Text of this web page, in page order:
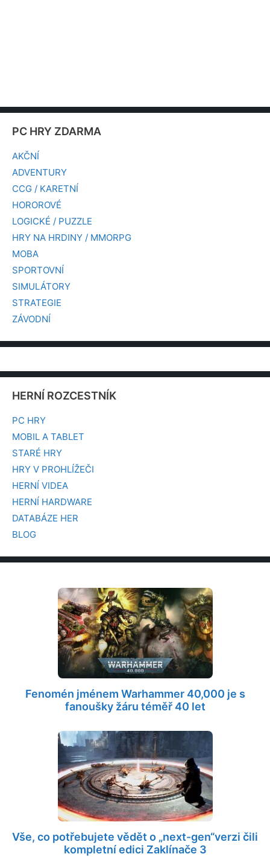
PC HRY ZDARMA
AKČNÍ
ADVENTURY
CCG / KARETNÍ
HOROROVÉ
LOGICKÉ / PUZZLE
HRY NA HRDINY / MMORPG
MOBA
SPORTOVNÍ
SIMULÁTORY
STRATEGIE
ZÁVODNÍ
HERNÍ ROZCESTNÍK
PC HRY
MOBIL A TABLET
STARÉ HRY
HRY V PROHLÍŽEČI
HERNÍ VIDEA
HERNÍ HARDWARE
DATABÁZE HER
BLOG
Fenomén jménem Warhammer 40,000 je s
fanoušky žáru téměř 40 let
Vše, co potřebujete vědět o „next-gen“verzi čili
kompletní edici Zaklínače 3